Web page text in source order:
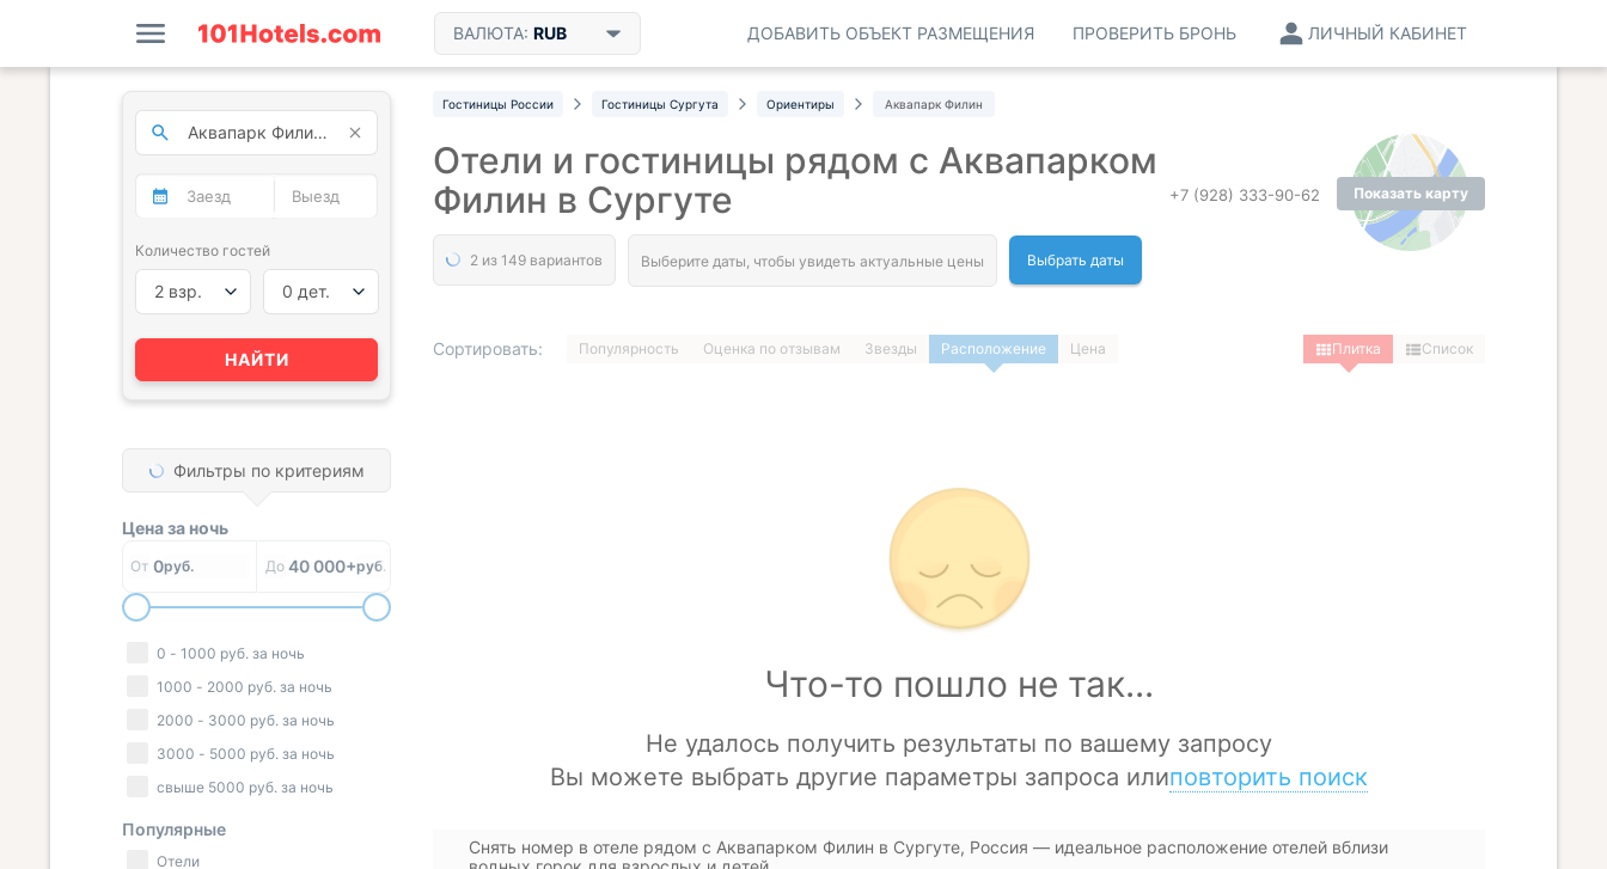
ВАЛЮТА: RUB ЛИЧНЫЙ КАБИНЕТ
ПРОВЕРИТЬ БРОНЬ
ДОБАВИТЬ ОБЪЕКТ РАЗМЕЩЕНИЯ
Гостиницы России Гостиницы Сургута Ориентиры Аквапарк Филин
Показать карту
+7 (928) 333-90-62
Отели и гостиницы рядом с Аквапарком
Филин в Сургуте
Выбрать даты
Сортировать: Популярность Оценка по отзывам Звезды Расположение Цена Плитка Список
Снять номер в отеле рядом с Аквапарком Филин в Сургуте, Россия — идеальное расположение отелей вблизи
Количество гостей
2 взр. 0 дет.
НАЙТИ
Фильтры по критериям
Цена за ночь
От 0руб. До 40 000+руб.
0 - 1000 руб. за ночь
1000 - 2000 руб. за ночь
2000 - 3000 руб. за ночь
3000 - 5000 руб. за ночь
свыше 5000 руб. за ночь
Популярные
Отели